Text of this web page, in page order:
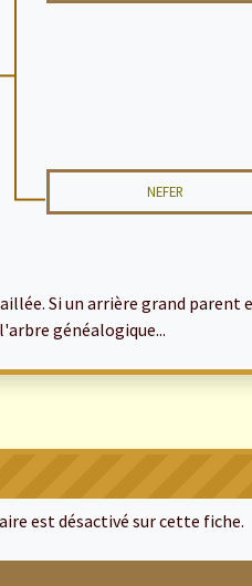
NEFER
Si un arrière grand parent
généalogique...
est désactivé sur cette fiche.